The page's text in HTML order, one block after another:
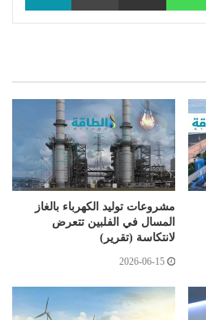
مشروعات توليد الكهرباء بالغاز
المسال في الفلبين تتعرض
لانتكاسة (تقرير)
2026-06-15